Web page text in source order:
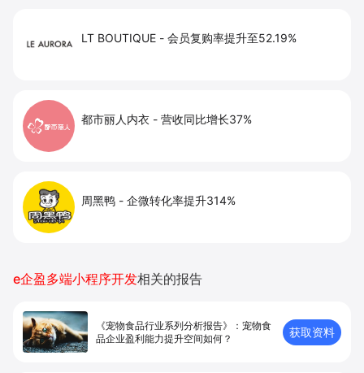
LT BOUTIQUE - 会员复购率提升至52.19%
都市丽人内衣 - 营收同比增长37%
周黑鸭 - 企微转化率提升314%
e企盈多端小程序开发相关的报告
《宠物食品行业系列分析报告》：宠物食
品企业盈利能力提升空间如何？
获取资料